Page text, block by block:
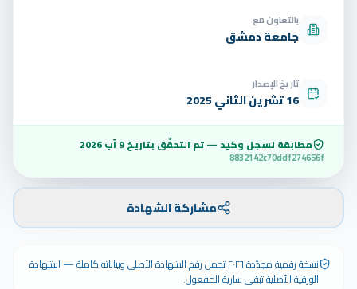
بالتعاون مع
جامعة دمشق
تاريخ الإصدار
16 تشرين الثاني 2025
مطابقة لسجل وكيد — تم التحقّق بتاريخ9 آب 2026
8832142c70ddf274656f
مشاركة الشهادة
نسخة رقمية مجدَّدة ٢٠٢٦ تحمل رقم الشهادة الأصلي وبياناته كاملة — الشهادة
الورقية الأصلية تبقى سارية المفعول.